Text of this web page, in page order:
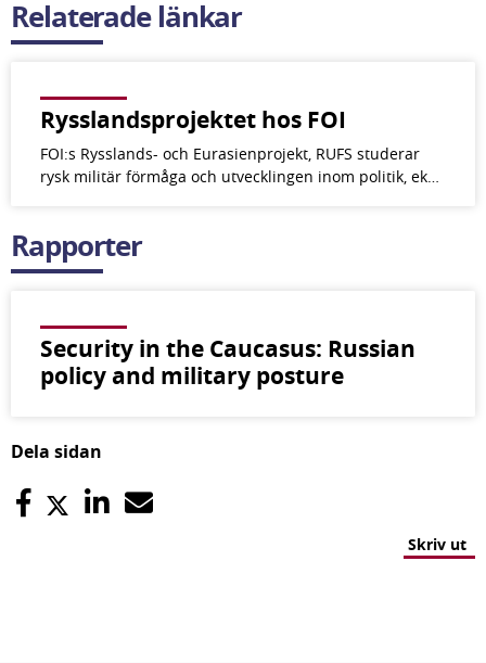
Relaterade länkar
Rysslandsprojektet hos FOI
FOI:s Rysslands- och Eurasienprojekt, RUFS studerar
rysk militär förmåga och utvecklingen inom politik, ek…
Rapporter
Security in the Caucasus: Russian
policy and military posture
Dela sidan
Skriv ut